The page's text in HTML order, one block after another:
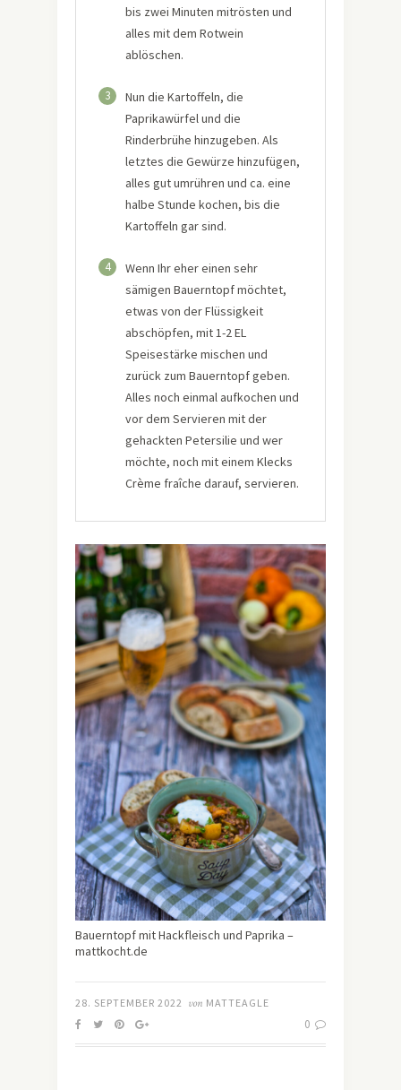
bis zwei Minuten mitrösten und
alles mit dem Rotwein
ablöschen.
3
Nun die Kartoffeln, die
Paprikawürfel und die
Rinderbrühe hinzugeben. Als
letztes die Gewürze hinzufügen,
alles gut umrühren und ca. eine
halbe Stunde kochen, bis die
Kartoffeln gar sind.
4
Wenn Ihr eher einen sehr
sämigen Bauerntopf möchtet,
etwas von der Flüssigkeit
abschöpfen, mit 1-2 EL
Speisestärke mischen und
zurück zum Bauerntopf geben.
Alles noch einmal aufkochen und
vor dem Servieren mit der
gehackten Petersilie und wer
möchte, noch mit einem Klecks
Crème fraîche darauf, servieren.
Bauerntopf mit Hackfleisch und Paprika –
mattkocht.de
28. SEPTEMBER 2022 von MATTEAGLE
0